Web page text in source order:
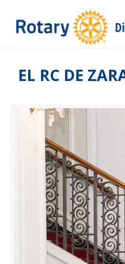
EL RC DE